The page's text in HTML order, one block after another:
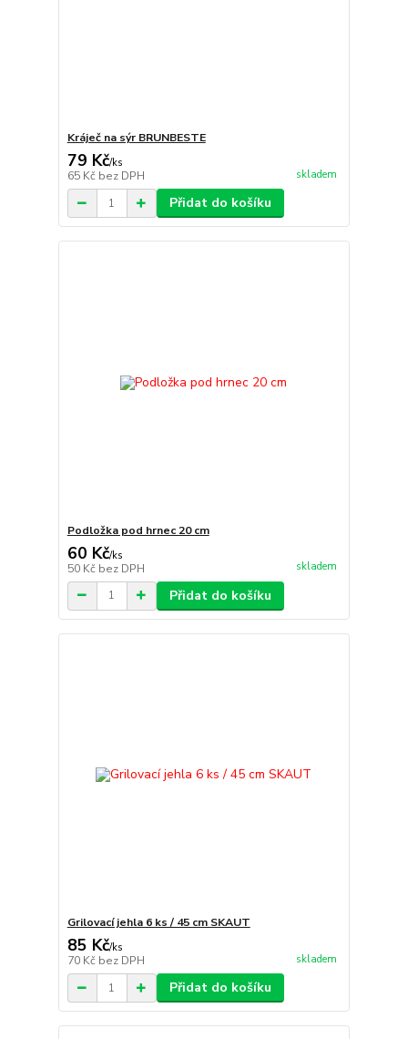
Kráječ na sýr BRUNBESTE
79 Kč/ks
65 Kč bez DPH skladem
Přidat do košíku
Podložka pod hrnec 20 cm
60 Kč/ks
50 Kč bez DPH skladem
Přidat do košíku
Grilovací jehla 6 ks / 45 cm SKAUT
85 Kč/ks
70 Kč bez DPH skladem
Přidat do košíku